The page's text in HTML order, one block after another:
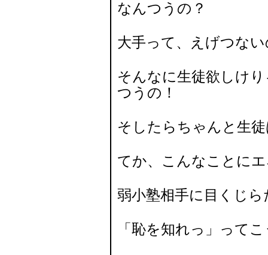
なんつうの？
大手って、えげつな
そんなに生徒欲しけ
つうの！
そしたらちゃんと生
てか、こんなことに
弱小塾相手に目くじ
「恥を知れっ」って